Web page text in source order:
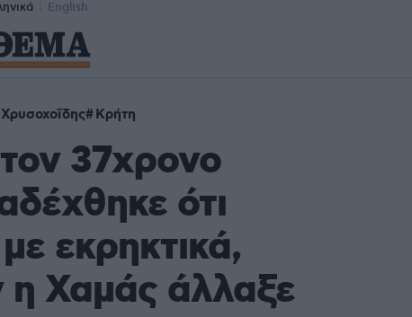
English
Κρήτη
37χρονο
ότι
εκρηκτικά,
η Χαμάς άλλαξε